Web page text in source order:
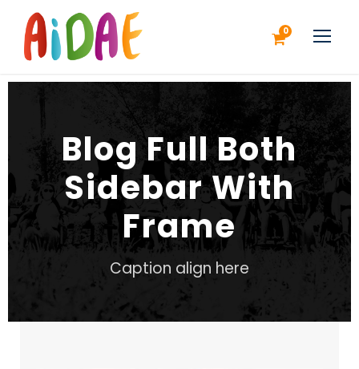
0
Blog Full Both
Sidebar With
Frame
Caption align here